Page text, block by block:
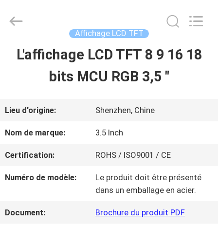
PRODUITS
À
DE
2026
Affichage LCD TFT
L'affichage LCD TFT 8 9 16 18
bits MCU RGB 3,5 "
Lieu d'origine: Shenzhen, Chine
Nom de marque: 3.5 Inch
Certification: ROHS / ISO9001 / CE
Numéro de modèle:
Le produit doit être présenté
dans un emballage en acier.
Document: Brochure du produit PDF